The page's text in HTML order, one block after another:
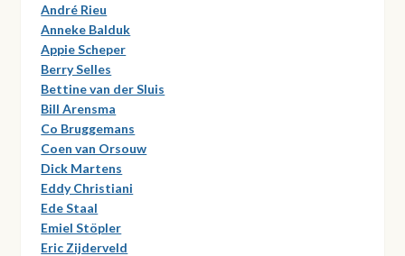
André Rieu
Anneke Balduk
Appie Scheper
Berry Selles
Bettine van der Sluis
Bill Arensma
Co Bruggemans
Coen van Orsouw
Dick Martens
Eddy Christiani
Ede Staal
Emiel Stöpler
Eric Zijderveld